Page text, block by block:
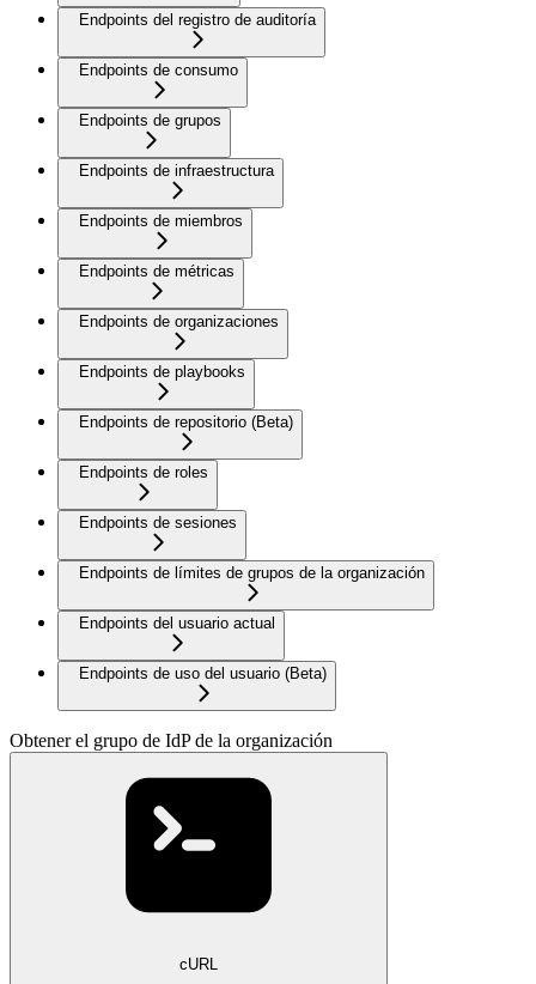
Endpoints del registro de auditoría
Endpoints de consumo
Endpoints de grupos
Endpoints de infraestructura
Endpoints de miembros
Endpoints de métricas
Endpoints de organizaciones
Endpoints de playbooks
Endpoints de repositorio (Beta)
Endpoints de roles
Endpoints de sesiones
Endpoints de límites de grupos de la organización
Endpoints del usuario actual
Endpoints de uso del usuario (Beta)
Obtener el grupo de IdP de la organización
cURL